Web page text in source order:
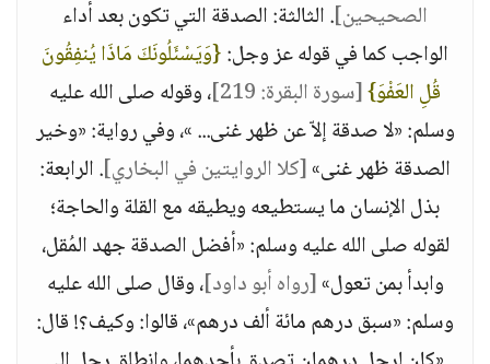
الصحيحين]. الثالثة: الصدقة التي تكون بعد أداء
الواجب كما في قوله عز وجل:{وَيَسْئَلُونَكَ مَاذَا يُنفِقُونَ
قُلِ العَفْوَ}[سورة البقرة: 219]
، وقوله صلى الله عليه
وسلم: «لا صدقة إلاّ عن ظهر غنى... »، وفي رواية: «وخير
الصدقة ظهر غنى»[كلا الروايتين في البخاري]. الرابعة:
بذل الإنسان ما يستطيعه ويطيقه مع القلة والحاجة؛
لقوله صلى الله عليه وسلم: «أفضل الصدقة جهد المُقل،
وابدأ بمن تعول»[رواه أبو داود]، وقال صلى الله عليه
وسلم: «سبق درهم مائة ألف درهم»، قالوا: وكيف؟! قال: